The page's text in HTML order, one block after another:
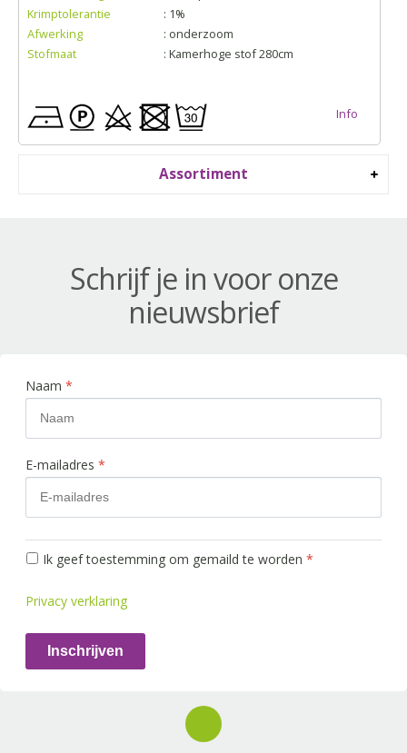
Assortiment
Krimptolerantie
: 1%
Afwerking
: onderzoom
Stofmaat
: Kamerhoge stof 280cm
Info
Schrijf je in voor onze
nieuwsbrief
Naam *
E-mailadres *
Ik geef toestemming om gemaild te worden *
Privacy verklaring
Inschrijven